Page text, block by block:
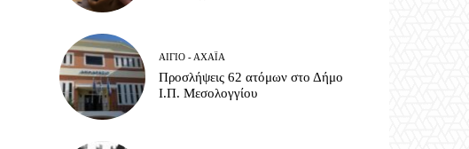
ΑΊΓΙΟ - ΑΧΑΪ́Α
Προσλήψεις 62 ατόμων στο Δήμο
Ι.Π. Μεσολογγίου